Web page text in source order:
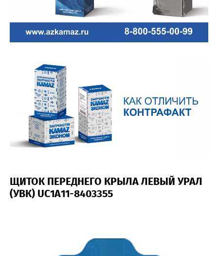
ЩИТОК ПЕРЕДНЕГО КРЫЛА ЛЕВЫЙ УРАЛ
(УВК) UC1A11-8403355